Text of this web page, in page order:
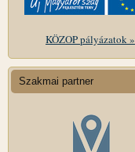
KÖZOP pályázatok »
Szakmai partner